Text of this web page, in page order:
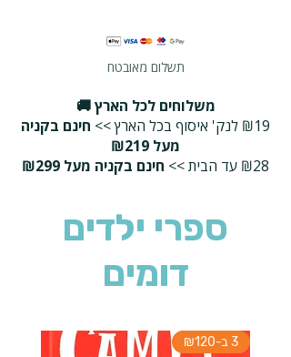
תשלום מאובטח
משלוחים לכל הארץ 🚚
₪19 לנק' איסוף בכל הארץ >>
חינם בקניה
מעל ₪219
₪28 עד הבית >>
חינם בקניה מעל ₪299
ספרי ילדים
דומים
3 ב-₪120